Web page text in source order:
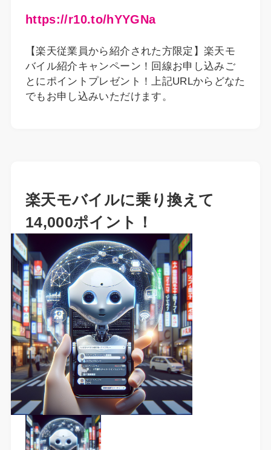
https://r10.to/hYYGNa
【楽天従業員から紹介された方限定】楽天モ
バイル紹介キャンペーン！回線お申し込みご
とにポイントプレゼント！上記URLからどなた
でもお申し込みいただけます。
楽天モバイルに乗り換えて
14,000ポイント！